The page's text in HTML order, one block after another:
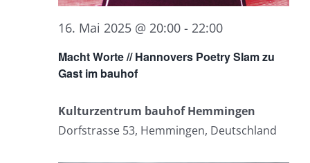
Macht Worte // Hannovers Poetry Slam zu
Gast im bauhof
16. Mai 2025 @ 20:00 - 22:00
Kulturzentrum bauhof Hemmingen
Dorfstrasse 53, Hemmingen, Deutschland